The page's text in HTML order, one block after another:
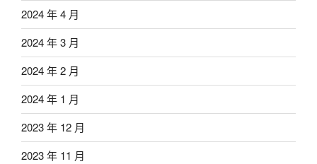
2024 年 4 月
2024 年 3 月
2024 年 2 月
2024 年 1 月
2023 年 12 月
2023 年 11 月